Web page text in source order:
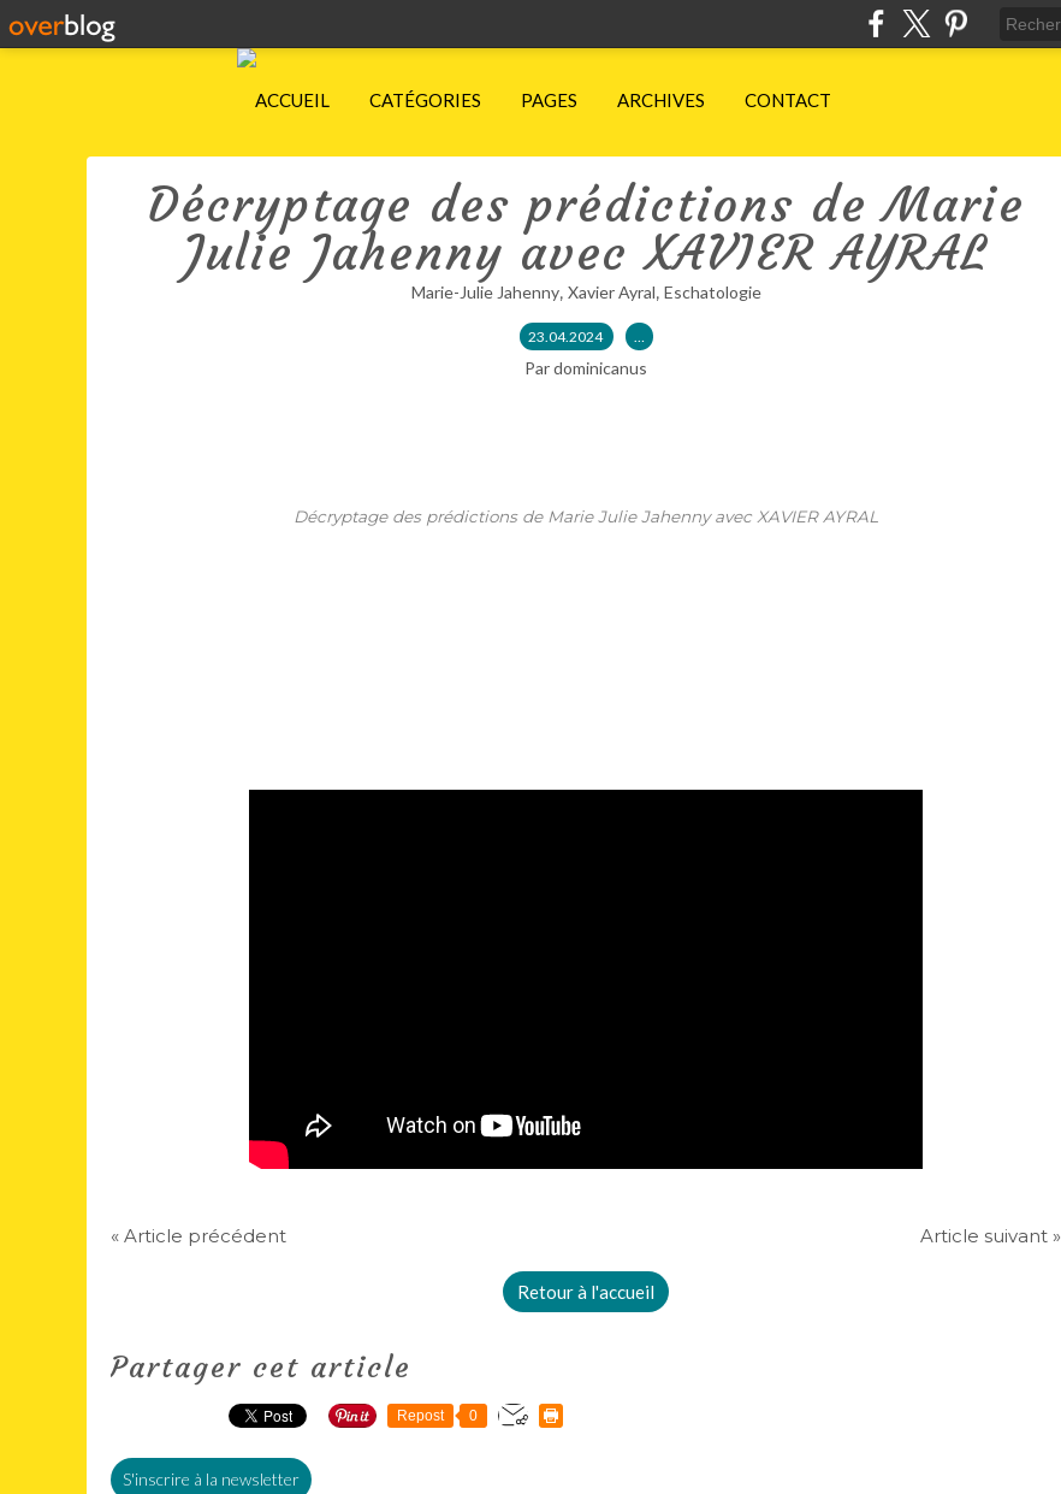
ACCUEIL CATÉGORIES PAGES ARCHIVES CONTACT
Décryptage des prédictions de Marie
Julie Jahenny avec XAVIER AYRAL
Marie-Julie Jahenny, Xavier Ayral, Eschatologie
23.04.2024 …
Par dominicanus
Décryptage des prédictions de Marie Julie Jahenny avec XAVIER AYRAL
« Article précédent Article suivant »
Retour à l'accueil
Partager cet article
Repost 0
S'inscrire à la newsletter